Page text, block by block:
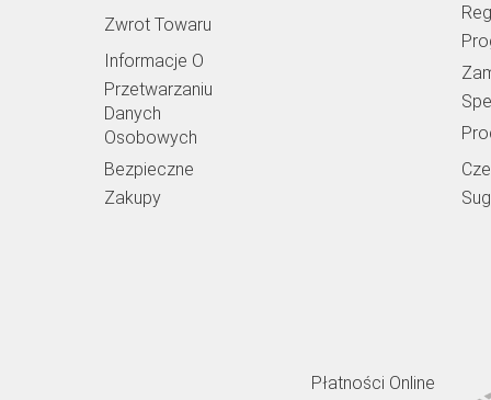
Zwrot Towaru
Informacje O
Przetwarzaniu
Danych
Osobowych
Bezpieczne
Zakupy
Płatności Online